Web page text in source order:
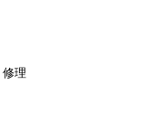
修理